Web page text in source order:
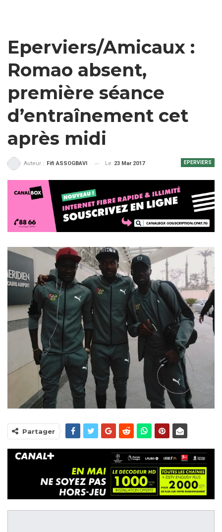
Eperviers/Amicaux :
Romao absent,
première séance
d’entraînement cet
après midi
EPERVIERS
Auteur : Fifi ASSOGBAVI Le 23 Mar 2017
Partager